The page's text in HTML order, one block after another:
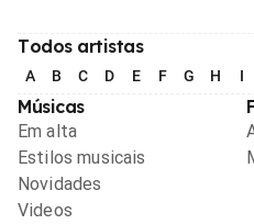
Todos artistas
A B C D E F G H I
Músicas
Em alta
Estilos musicais
Novidades
Videos